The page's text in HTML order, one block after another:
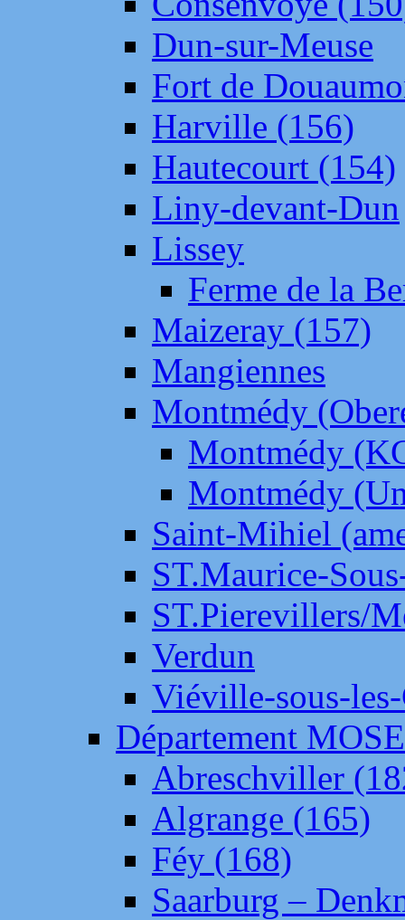
Dun-sur-Meuse
Fort de
Harville (156)
Hautecourt (154)
Liny-devant-Dun
Lissey
Ferme de la
Maizeray (157)
Mangiennes
Montmédy
Montmédy
Montmédy
Saint-Mihiel
ST.Maurice-
ST.Pierevillers/
Verdun
Viéville-sous-
Département
Abreschviller
Algrange (165)
Féy (168)
Saarburg –